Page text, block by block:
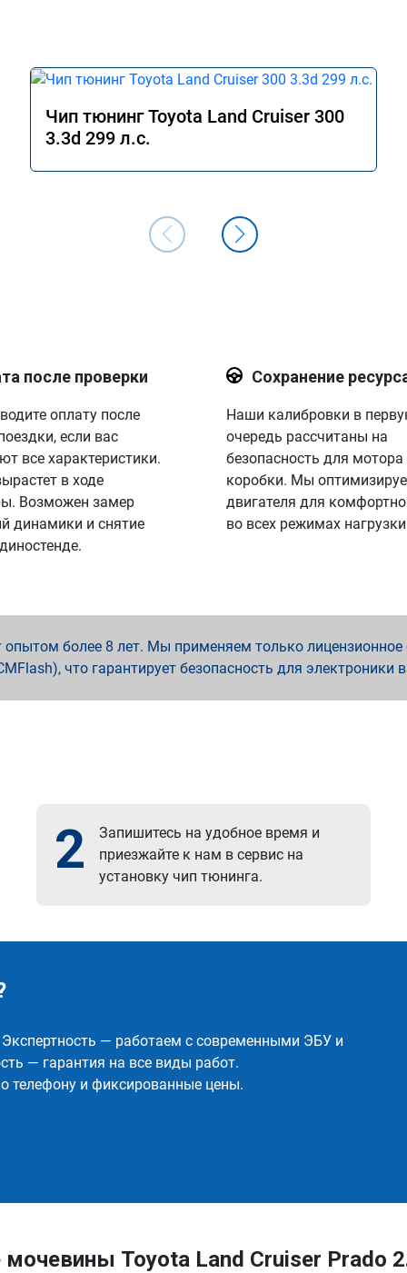
Чип тюнинг Toyota Land Cruiser 300
3.3d 299 л.с.
после проверки
оплату после
если вас
все характеристики.
в ходе
Возможен замер
динамики и снятие
Сохранение
Наши калибровки в
очередь рассчитаны на
безопасность для мотора
коробки. Мы
двигателя для
во всех режимах
более 8 лет. Мы применяем только лицензионное
что гарантирует безопасность для электроники
2
Запишитесь на удобное время и
приезжайте к нам в сервис на
установку чип тюнинга.
— работаем с современными ЭБУ и
— гарантия на все виды работ.
телефону и фиксированные цены.
Toyota Land Cruiser Prado